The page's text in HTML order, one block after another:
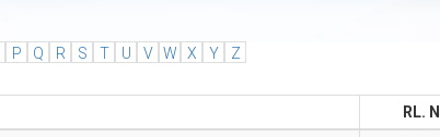
P Q R S T U V W X Y Z
RL.